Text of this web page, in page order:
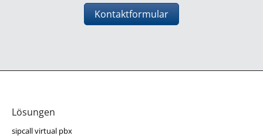
Kontaktformular
Lösungen
sipcall virtual pbx